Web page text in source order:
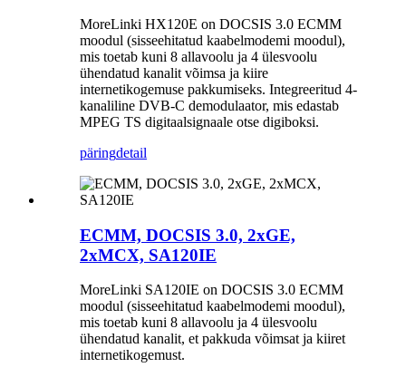
MoreLinki HX120E on DOCSIS 3.0 ECMM
moodul (sisseehitatud kaabelmodemi moodul),
mis toetab kuni 8 allavoolu ja 4 ülesvoolu
ühendatud kanalit võimsa ja kiire
internetikogemuse pakkumiseks. Integreeritud 4-
kanaliline DVB-C demodulaator, mis edastab
MPEG TS digitaalsignaale otse digiboksi.
päringdetail
ECMM, DOCSIS 3.0, 2xGE,
2xMCX, SA120IE
MoreLinki SA120IE on DOCSIS 3.0 ECMM
moodul (sisseehitatud kaabelmodemi moodul),
mis toetab kuni 8 allavoolu ja 4 ülesvoolu
ühendatud kanalit, et pakkuda võimsat ja kiiret
internetikogemust.